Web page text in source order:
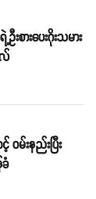
စားပေးဂိုးသမား
မ်းနည်းပြီး